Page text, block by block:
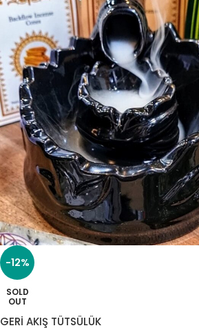
-12%
SOLD
OUT
GERİ AKIŞ TÜTSÜLÜK